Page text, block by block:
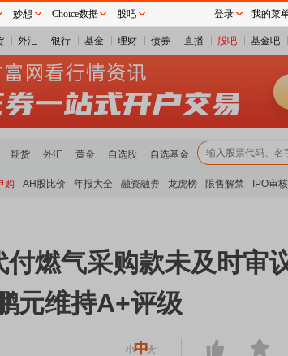
外汇 银行 基金 理财 债券 直播 股吧 基金吧
期货 外汇 黄金 自选股 自选基金
购 AH股比价 年报大全 融资融券 龙虎榜 限售解禁 IPO审核
燃气采购款未及时审
元维持A+评级
妙想 Choice数据 股吧 登录 我的菜